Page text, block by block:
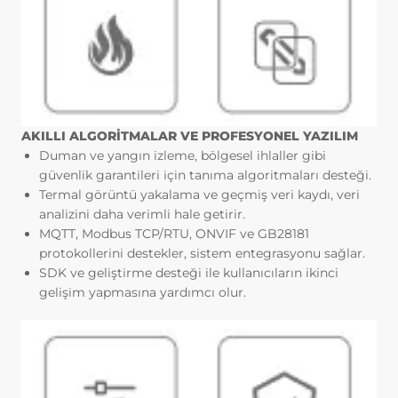
AKILLI ALGORİTMALAR VE PROFESYONEL YAZILIM
Duman ve yangın izleme, bölgesel ihlaller gibi
güvenlik garantileri için tanıma algoritmaları desteği.
Termal görüntü yakalama ve geçmiş veri kaydı, veri
analizini daha verimli hale getirir.
MQTT, Modbus TCP/RTU, ONVIF ve GB28181
protokollerini destekler, sistem entegrasyonu sağlar.
SDK ve geliştirme desteği ile kullanıcıların ikinci
gelişim yapmasına yardımcı olur.
çerezler tarayıcınızın alt klasörlerinde
tutulurlar.
Kalıcı çerezlerin bazı türleri; İnternet
Sitesini kullanım amacınız gibi hususlar
göz önünde bulundurarak sizlere özel
kullanılabilmektedir.
Kalıcı çerezler sayesinde İnternet Sitemizi
aynı cihazla tekrardan ziyaret etmeniz
durumunda, cihazınızda İnternet Sitemiz
tarafından oluşturulmuş bir çerez olup
olmadığı kontrol edilir ve var ise, sizin
siteyi daha önce ziyaret ettiğiniz anlaşılır
ve size iletilecek içerik bu doğrultuda
belirlenir ve böylelikle sizlere daha iyi bir
3.3.Zorunlu/Teknik Çerezler
çerezlerdir. Bu tür çerezlerin amacı, sitenin